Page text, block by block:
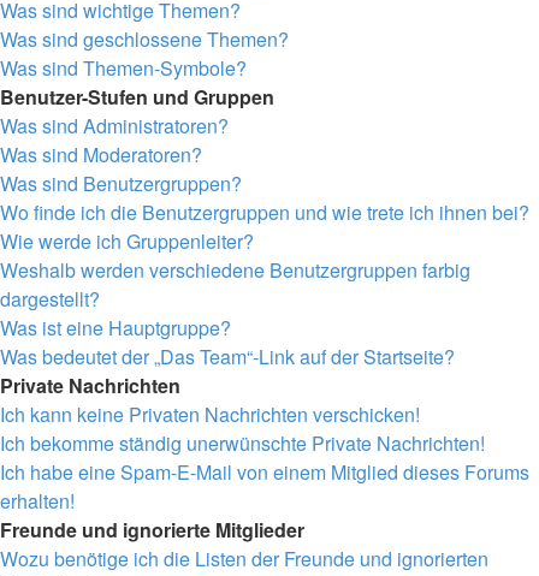
Was sind wichtige Themen?
Was sind geschlossene Themen?
Was sind Themen-Symbole?
Benutzer-Stufen und Gruppen
Was sind Administratoren?
Was sind Moderatoren?
Was sind Benutzergruppen?
Wo finde ich die Benutzergruppen und wie trete ich ihnen bei?
Wie werde ich Gruppenleiter?
Weshalb werden verschiedene Benutzergruppen farbig
dargestellt?
Was ist eine Hauptgruppe?
Was bedeutet der „Das Team“-Link auf der Startseite?
Private Nachrichten
Ich kann keine Privaten Nachrichten verschicken!
Ich bekomme ständig unerwünschte Private Nachrichten!
Ich habe eine Spam-E-Mail von einem Mitglied dieses Forums
erhalten!
Freunde und ignorierte Mitglieder
Wozu benötige ich die Listen der Freunde und ignorierten